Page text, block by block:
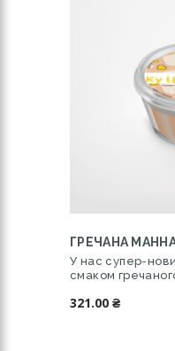
ГРЕЧАНА
У нас супер-
смаком
321.00 ₴